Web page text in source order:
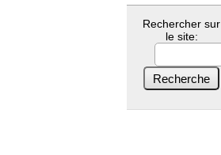
Rechercher sur
le site: